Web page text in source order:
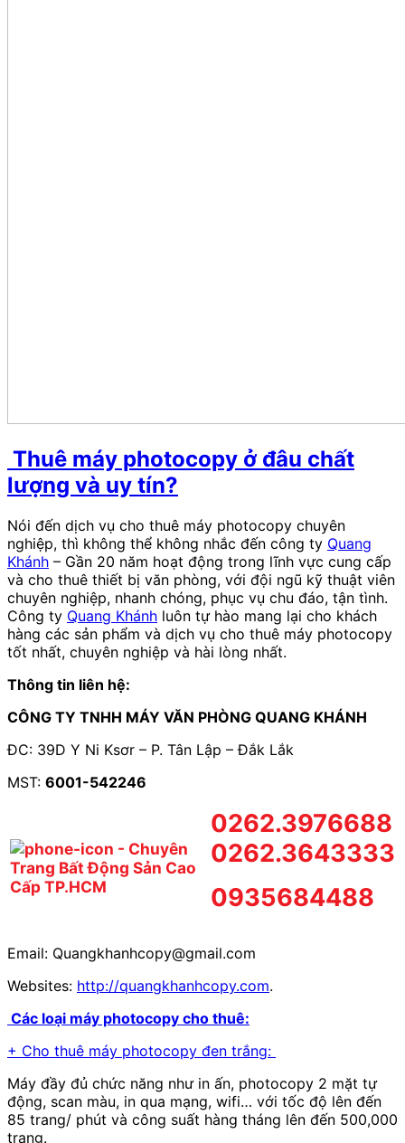
Thuê máy photocopy ở đâu chất
lượng và uy tín?
Nói đến dịch vụ cho thuê máy photocopy chuyên
nghiệp, thì không thể không nhắc đến công ty Quang
Khánh – Gần 20 năm hoạt động trong lĩnh vực cung cấp
và cho thuê thiết bị văn phòng, với đội ngũ kỹ thuật viên
chuyên nghiệp, nhanh chóng, phục vụ chu đáo, tận tình.
Công ty Quang Khánh luôn tự hào mang lại cho khách
hàng các sản phẩm và dịch vụ cho thuê máy photocopy
tốt nhất, chuyên nghiệp và hài lòng nhất.
Thông tin liên hệ:
CÔNG TY TNHH MÁY VĂN PHÒNG QUANG KHÁNH
ĐC: 39D Y Ni Ksơr – P. Tân Lập – Đắk Lắk
MST: 6001-542246
0262.3976688
0262.3643333
0935684488
Email: Quangkhanhcopy@gmail.com
Websites: http://quangkhanhcopy.com.
Các loại máy photocopy cho thuê:
+ Cho thuê máy photocopy đen trắng:
Máy đầy đủ chức năng như in ấn, photocopy 2 mặt tự
động, scan màu, in qua mạng, wifi… với tốc độ lên đến
85 trang/ phút và công suất hàng tháng lên đến 500,000
trang.